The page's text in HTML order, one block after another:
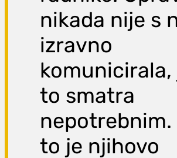
nikada nije s
izravno
komunicirala,
to smatra
nepotrebnim.
to je njihovo